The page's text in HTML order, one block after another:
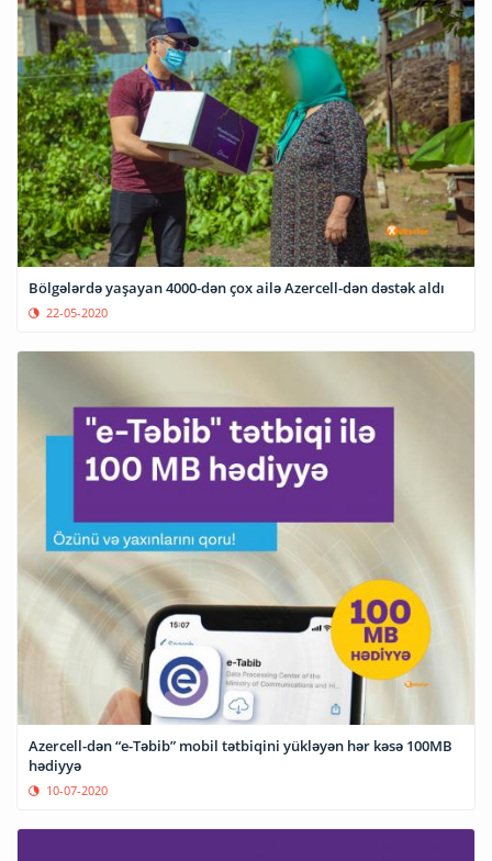
Bölgələrdə yaşayan 4000-dən çox ailə Azercell-dən dəstək aldı
22-05-2020
Azercell-dən “e-Təbib” mobil tətbiqini yükləyən hər kəsə 100MB
hədiyyə
10-07-2020